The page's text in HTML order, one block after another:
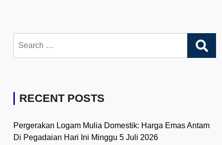
for:
RECENT POSTS
Pergerakan Logam Mulia Domestik: Harga Emas Antam
Di Pegadaian Hari Ini Minggu 5 Juli 2026